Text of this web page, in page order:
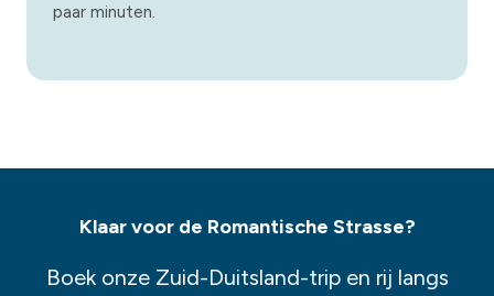
paar minuten.
Klaar voor de Romantische Strasse?
Boek onze Zuid-Duitsland-trip en rij langs